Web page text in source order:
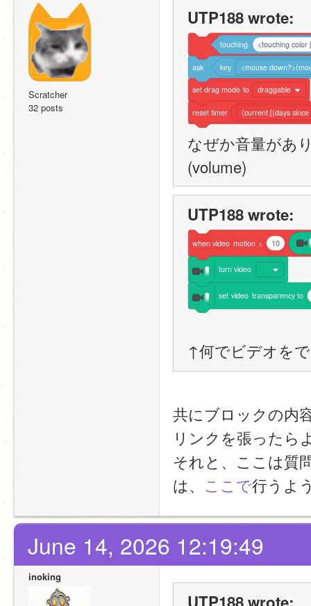
Scratcher
32 posts
UTP188 wrote:
touching <touching color
ask key <mouse
set drag mode to draggable
reset timer (current [(days
なぜか音量があ
(volume)
UTP188 wrote:
when video motion > 10
turnvideo
set video transparencyto
↑何でビデオを
共にブロックの内
リンクを張ったら
それと、ここは質
は、 ここで行うよ
June 14, 2026 12:19:49
inoking